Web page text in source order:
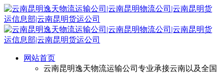
网站首页
云南昆明逸天物流运输公司专业承接云南以及全国